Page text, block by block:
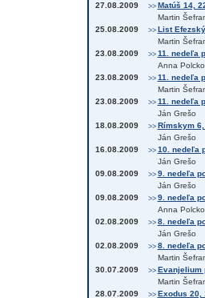
27.08.2009
>> Matúš 14,
Martin
25.08.2009
>> List
Martin
23.08.2009
>> 11. nedeľa
Anna
23.08.2009
>> 11. nedeľa
Martin
23.08.2009
>> 11. nedeľa
Ján Grešo
18.08.2009
>> Rímskym
Ján Grešo
16.08.2009
>> 10. nedeľa
Ján Grešo
09.08.2009
>> 9. nedeľa
Ján Grešo
09.08.2009
>> 9. nedeľa
Anna
02.08.2009
>> 8. nedeľa
Ján Grešo
02.08.2009
>> 8. nedeľa
Martin
30.07.2009
>> Evanjelium
Martin
28.07.2009
>> Exodus 20,